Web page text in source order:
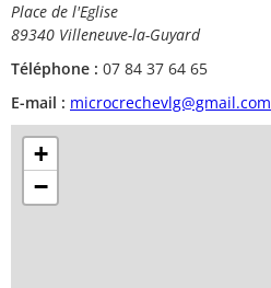
Place de l'Eglise
89340 Villeneuve-la-Guyard
Téléphone : 07 84 37 64 65
E-mail : microcrechevlg@gmail.com
+
−